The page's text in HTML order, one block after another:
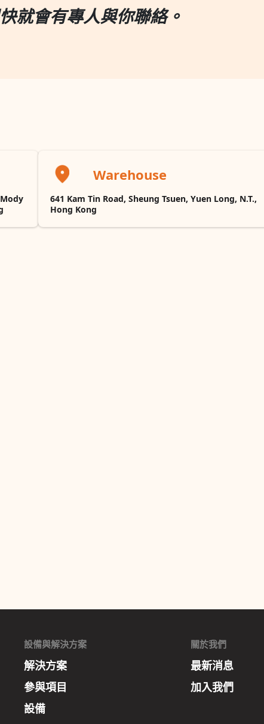
就會有專人與你聯絡。
Warehouse
641 Kam Tin Road, Sheung Tsuen, Yuen Long, N.T.,
Hong Kong
設備與解決方案
解決方案
參與項目
設備
關於我們
最新消息
加入我們